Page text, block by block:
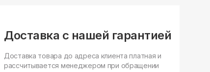
Доставка с нашей гарантией
Доставка товара до адреса клиента платная и
рассчитывается менеджером при обращении